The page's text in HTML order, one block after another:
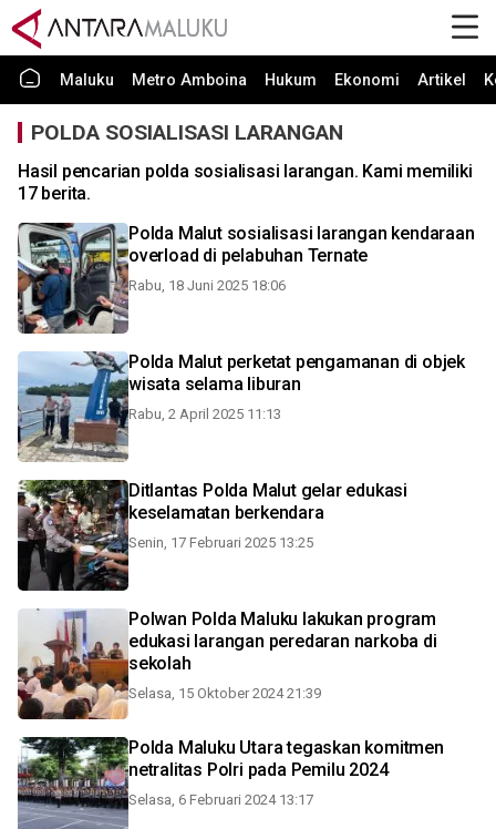
Maluku Metro Amboina Hukum Ekonomi Artikel
POLDA SOSIALISASI LARANGAN
Hasil pencarian polda sosialisasi larangan. Kami memiliki
17 berita.
Polda Malut sosialisasi larangan kendaraan
overload di pelabuhan Ternate
Rabu, 18 Juni 2025 18:06
Polda Malut perketat pengamanan di objek
wisata selama liburan
Rabu, 2 April 2025 11:13
Ditlantas Polda Malut gelar edukasi
keselamatan berkendara
Senin, 17 Februari 2025 13:25
Polwan Polda Maluku lakukan program
edukasi larangan peredaran narkoba di
sekolah
Selasa, 15 Oktober 2024 21:39
Polda Maluku Utara tegaskan komitmen
netralitas Polri pada Pemilu 2024
Selasa, 6 Februari 2024 13:17